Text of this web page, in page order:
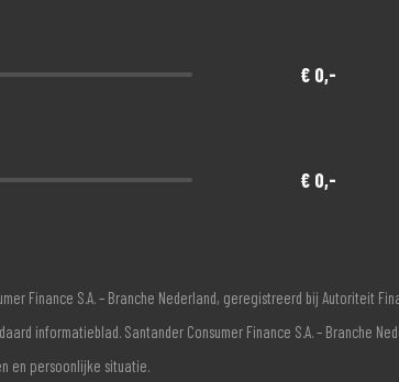
€ 0,-
€ 0,-
Finance S.A. – Branche Nederland, geregistreerd bij Autoriteit
informatieblad. Santander Consumer Finance S.A. – Branche
en persoonlijke situatie.